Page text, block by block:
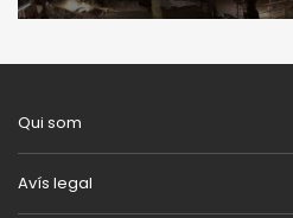
Qui som
Avís legal